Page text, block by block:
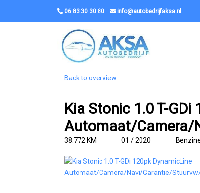
06 83 30 30 80 info@autobedrijfaksa.nl
Back to overview
Kia Stonic 1.0 T-
Automaat/Camera/
38.772 KM 01 / 2020 Benzine